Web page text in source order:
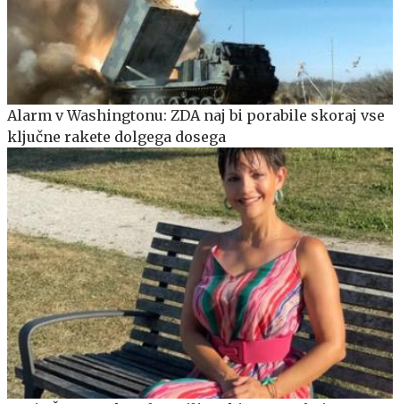
Alarm v Washingtonu: ZDA naj bi porabile skoraj vse
ključne rakete dolgega dosega